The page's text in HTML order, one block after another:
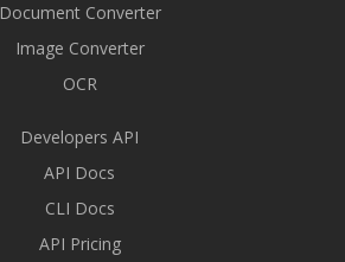
Document Converter
Image Converter
OCR
Developers API
API Docs
CLI Docs
API Pricing